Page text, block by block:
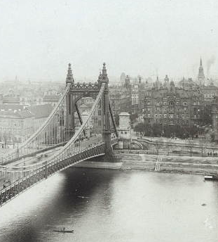
(később Platz der Republik), a Moltke emlékmű mögött a Krolloper.
1913 · Berlin
Múzeum-